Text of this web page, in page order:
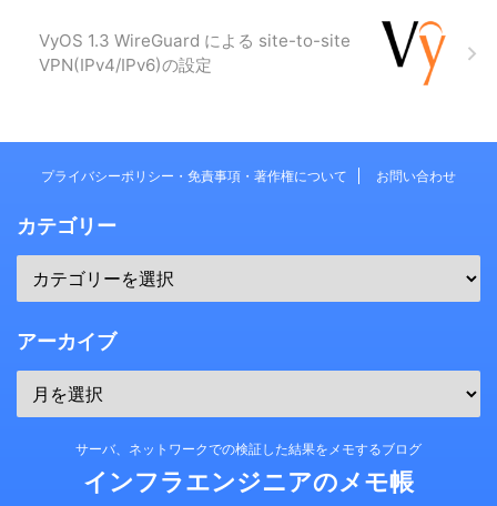
VyOS 1.3 WireGuard による site-to-site
VPN(IPv4/IPv6)の設定
プライバシーポリシー・免責事項・著作権について お問い合わせ
カテゴリー
アーカイブ
サーバ、ネットワークでの検証した結果をメモするブログ
インフラエンジニアのメモ帳